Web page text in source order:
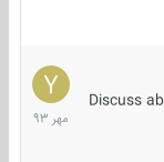
Discuss
15
مهر
1393